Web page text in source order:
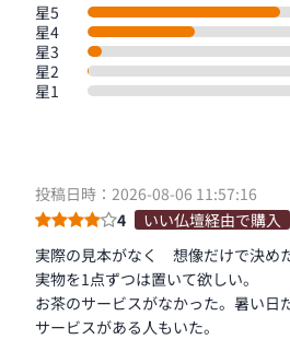
星5
星4
星3
星2
星1
投稿日時：2026-08-06 11:57:16
4
いい仏壇経由で購入
実際の見本がなく 想像だけで決め
実物を1点ずつは置いて欲しい。
お茶のサービスがなかった。暑い
サービスがある人もいた。